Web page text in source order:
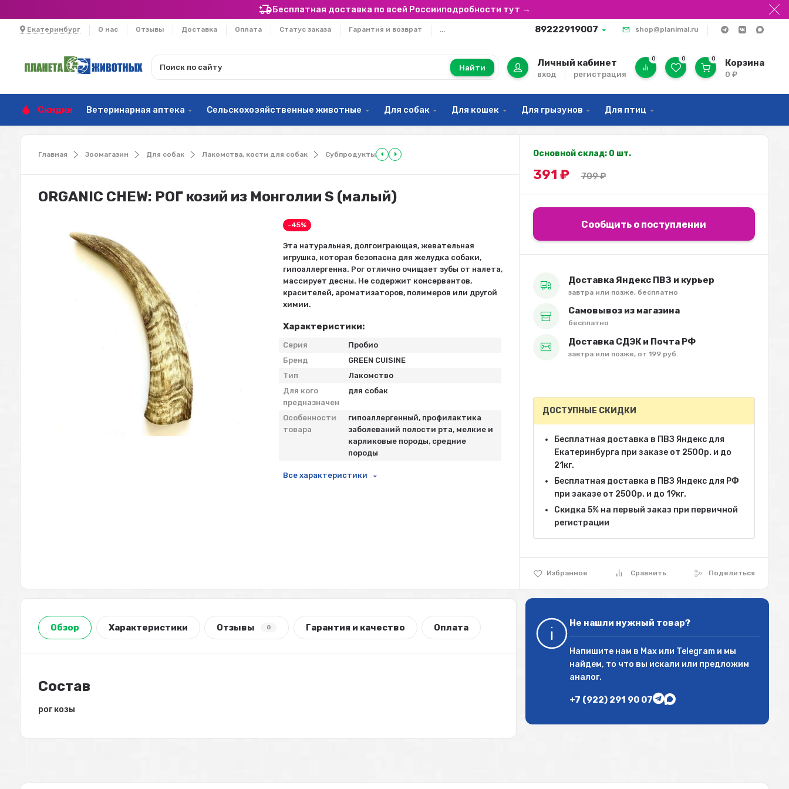
Бесплатная доставка по всей Россииподробности тут →
Екатеринбург О нас Отзывы Доставка Оплата Статус заказа Гарантия и возврат ... 89222919007 shop@planimal.ru
Найти Личный кабинет
вход регистрация
0 0 0 Корзина
0₽
Скидки Ветеринарная аптека Сельскохозяйственные животные Для собак Для кошек Для грызунов Для птиц
Главная Зоомагазин Для собак Лакомства, кости для собак Субпродукты
ORGANIC CHEW: РОГ козий из Монголии S (малый)
-45%
Эта натуральная, долгоиграющая, жевательная
игрушка, которая безопасна для желудка собаки,
гипоаллергенна. Рог отлично очищает зубы от налета,
массирует десны. Не содержит консервантов,
красителей, ароматизаторов, полимеров или другой
химии.
Характеристики:
Серия
Пробио
Бренд
GREEN CUISINE
Тип
Лакомство
Для кого
предназначен
для собак
Особенности
товара
гипоаллергенный, профилактика
заболеваний полости рта, мелкие и
карликовые породы, средние
породы
Все характеристики
Основной склад: 0 шт.
391 ₽ 709₽
Сообщить о поступлении
Доставка Яндекс ПВЗ и курьер
завтра или позже, бесплатно
Самовывоз из магазина
бесплатно
Доставка СДЭК и Почта РФ
завтра или позже, от 199 руб.
Избранное Сравнить Поделиться
ДОСТУПНЫЕ СКИДКИ
Бесплатная доставка в ПВЗ Яндекс для
Екатеринбурга при заказе от 2500р. и до
21кг.
Бесплатная доставка в ПВЗ Яндекс для РФ
при заказе от 2500р. и до 19кг.
Скидка 5% на первый заказ при первичной
регистрации
Обзор Характеристики Отзывы 0 Гарантия и качество Оплата
Состав
рог козы
Не нашли нужный товар?
Напишите нам в Maxили Telegramи мы
найдем, то что вы искали или предложим
аналог.
+7 (922) 291 90 07